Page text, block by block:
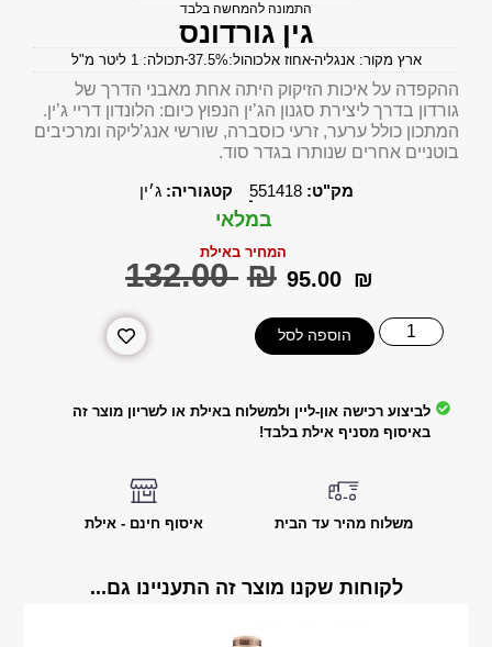
התמונה להמחשה בלבד
גין גורדונס
ארץ מקור: אנגליה אחוז אלכוהול:37.5% תכולה: 1 ליטר מ"ל
ההקפדה על איכות הזיקוק היתה אחת מאבני הדרך של
גורדון בדרך ליצירת סגנון הג’ין הנפוץ כיום: הלונדון דריי ג’ין.
המתכון כולל ערער, זרעי כוסברה, שורשי אנג’ליקה ומרכיבים
בוטניים אחרים שנותרו בגדר סוד.
מק"ט:551418 קטגוריה: ג׳ין
במלאי
המחיר באילת
‎132.00 ₪ ‎95.00 ₪
הוספה לסל
לביצוע רכישה און-ליין ולמשלוח באילת או לשריון מוצר זה
באיסוף מסניף אילת בלבד!
משלוח מהיר עד הבית איסוף חינם - אילת
לקוחות שקנו מוצר זה התעניינו גם...